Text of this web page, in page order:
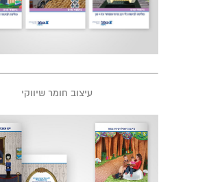
עיצוב חומר שיווקי